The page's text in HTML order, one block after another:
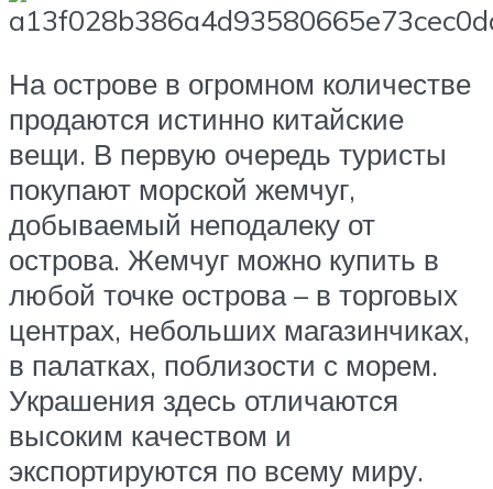
На острове в огромном количестве
продаются истинно китайские
вещи. В первую очередь туристы
покупают морской жемчуг,
добываемый неподалеку от
острова. Жемчуг можно купить в
любой точке острова – в торговых
центрах, небольших магазинчиках,
в палатках, поблизости с морем.
Украшения здесь отличаются
высоким качеством и
экспортируются по всему миру.